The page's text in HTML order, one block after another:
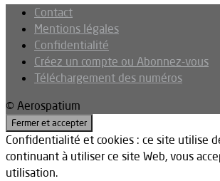
Contact
Mentions légales
Confidentialité
Créez un compte ou Abonnez-vous
Téléchargement des numéros
© Aerospatium
Confidentialité et cookies : ce site utilise
continuant à utiliser ce site Web, vous
utilisation.